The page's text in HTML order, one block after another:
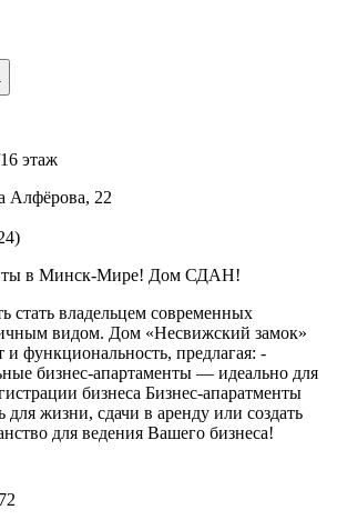
этаж
Алфёрова, 22
в Минск-Мире! Дом СДАН!
стать владельцем современных
видом. Дом «Несвижский замок»
и функциональность, предлагая: -
бизнес-апартаменты — идеально для
бизнеса Бизнес-апаратменты
для жизни, сдачи в аренду или создать
для ведения Вашего бизнеса!